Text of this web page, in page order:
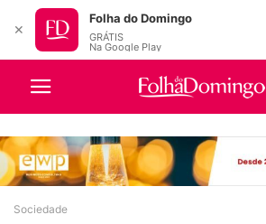
Sociedade
✕
Folha do Domingo
GRÁTIS
Na Google Play